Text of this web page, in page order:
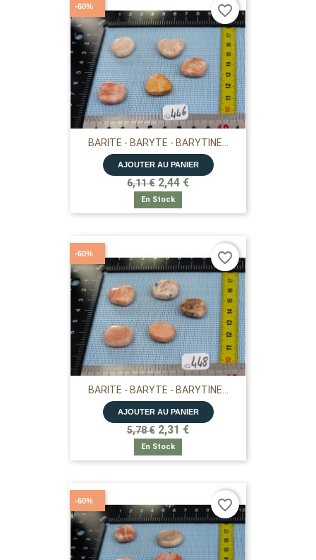
BARITE - BARYTE - BARYTINE...
AJOUTER AU PANIER
6,11 € 2,44 €
En Stock
-60% favorite_border
BARITE - BARYTE - BARYTINE...
AJOUTER AU PANIER
5,78 € 2,31 €
En Stock
-60% favorite_border
-60% favorite_border